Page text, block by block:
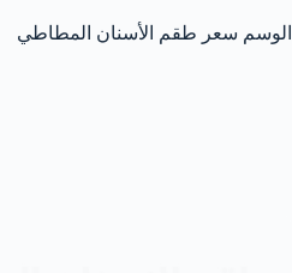
الوسم سعر طقم الأسنان المطاطي